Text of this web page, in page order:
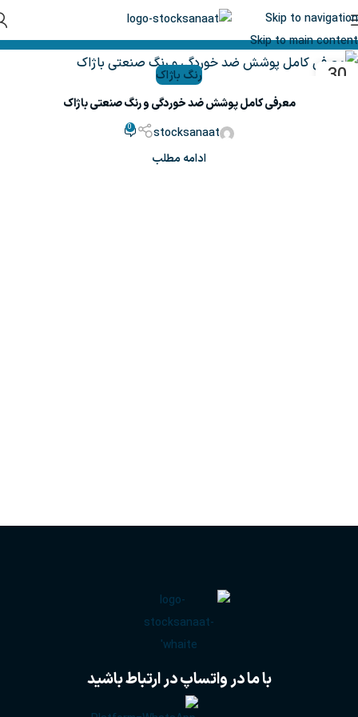
Skip to navigation
Skip to main content
30
رنگ باژاک
معرفی کامل پوشش ضد خوردگی و رنگ صنعتی باژاک
stocksanaat
0
ادامه مطلب
با ما در واتساپ در ارتباط باشید